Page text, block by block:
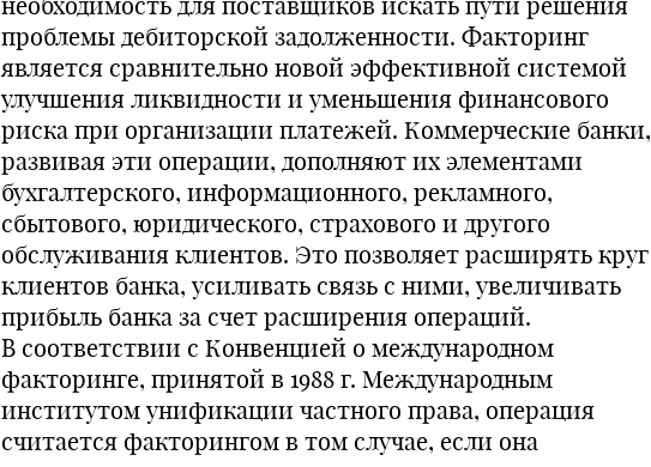
проблемы дебиторской задолженности. Факторинг
является сравнительно новой эффективной системой
улучшения ликвидности и уменьшения финансового
риска при организации платежей. Коммерческие банки,
развивая эти операции, дополняют их элементами
бухгалтерского, информационного, рекламного,
сбытового, юридического, страхового и другого
обслуживания клиентов. Это позволяет расширять круг
клиентов банка, усиливать связь с ними, увеличивать
прибыль банка за счет расширения операций.
В соответствии с Конвенцией о международном
факторинге, принятой в 1988 г. Международным
институтом унификации частного права, операция
считается факторингом в том случае, если она